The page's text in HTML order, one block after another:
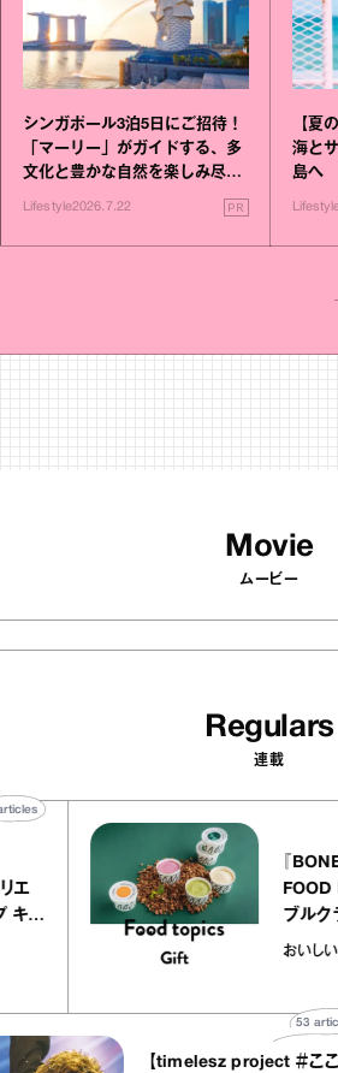
シンガポール3泊5日にご招待！
「マーリー」がガイドする、多
文化と豊かな自然を楽しみ尽く
す旅
Lifestyle2026.7.22 PR
【夏
海と
島へ
Movie
ムービー
Regulars
連載
アトリエ
レープ キャ
40articles
【timelesz project ＃ここか
articles